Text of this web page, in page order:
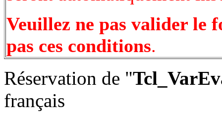
Veuillez ne pas valider le
pas ces conditions.
Réservation de "
français